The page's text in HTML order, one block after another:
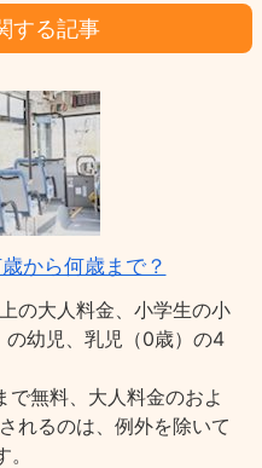
する記事
から何歳まで？
の大人料金、小学生の小
の幼児、乳児（0歳）の4
無料、大人料金のおよ
れるのは、例外を除いて